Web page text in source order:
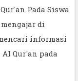
Pada Siswa
di
informasi
Qur'an pada